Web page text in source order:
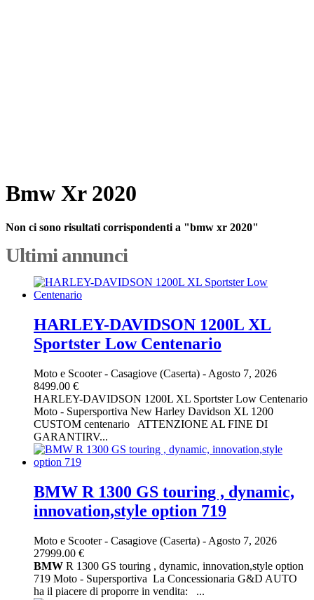
Bmw Xr 2020
Non ci sono risultati corrispondenti a "bmw xr 2020"
Ultimi annunci
HARLEY-DAVIDSON 1200L XL
Sportster Low Centenario
Moto e Scooter- Casagiove (Caserta) - Agosto 7, 2026
8499.00 €
HARLEY-DAVIDSON 1200L XL Sportster Low Centenario
Moto - Supersportiva New Harley Davidson XL 1200
CUSTOM centenario ATTENZIONE AL FINE DI
GARANTIRV...
BMW R 1300 GS touring , dynamic,
innovation,style option 719
Moto e Scooter- Casagiove (Caserta) - Agosto 7, 2026
27999.00 €
BMW R 1300 GS touring , dynamic, innovation,style option
719 Moto - Supersportiva La Concessionaria G&D AUTO
ha il piacere di proporre in vendita: ...